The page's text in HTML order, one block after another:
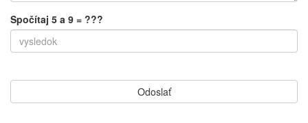
Spočítaj 5 a 9 = ???